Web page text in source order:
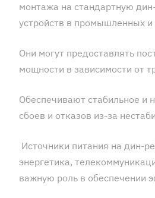
монтажа на стандартную
устройств в промышленных и
Они могут предоставлять
мощности в зависимости от
Обеспечивают стабильное и
сбоев и отказов из-за
Источники питания на дин-
энергетика,
важную роль в обеспечении